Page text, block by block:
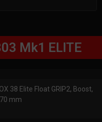
Mk1 ELITE
38 Elite Float GRIP2, Boost,
mm